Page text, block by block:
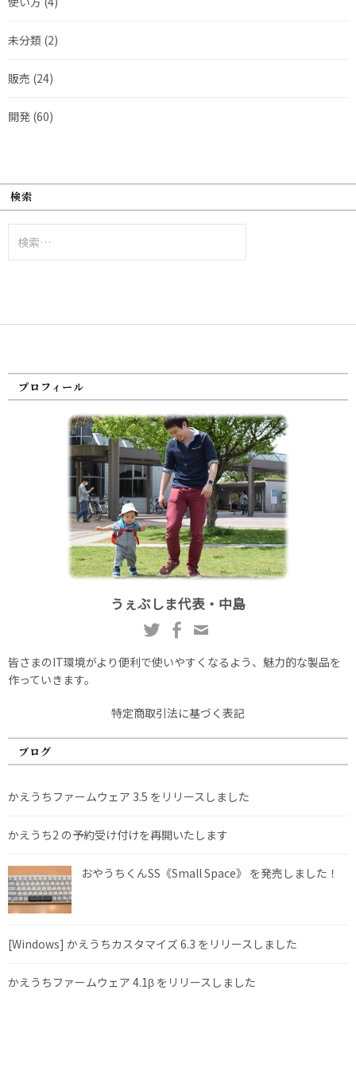
未分類 (2)
販売 (24)
開発 (60)
検索
索:
プロフィール
うぇぶしま代表・中島
皆さまのIT環境がより便利で使いやすくなるよう、魅力的な製品を
作っていきます。
特定商取引法に基づく表記
ブログ
かえうちファームウェア 3.5 をリリースしました
かえうち2 の予約受け付けを再開いたします
おやうちくんSS《Small Space》 を発売しました！
[Windows] かえうちカスタマイズ 6.3 をリリースしました
かえうちファームウェア 4.1β をリリースしました